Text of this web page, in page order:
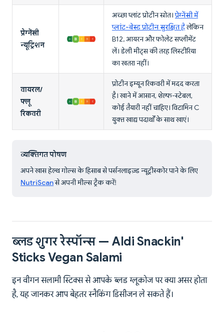
प्रेग्नेंसी
न्यूट्रिशन
अच्छा प्लांट प्रोटीन स्रोत।प्रेग्नेंसी में
प्लांट-बेस्ड प्रोटीन सुरक्षित हैलेकिन
B12, आयरन और फोलेट सप्लीमेंट
लें। डेली मीट्स की तरह लिस्टीरिया
का खतरा नहीं।
वायरल/
फ्लू
रिकवरी
प्रोटीन इम्यून रिकवरी में मदद करता
है। खाने में आसान, शेल्फ-स्टेबल,
कोई तैयारी नहीं चाहिए। विटामिन C
युक्त खाद्य पदार्थों के साथ खाएं।
व्यक्तिगत पोषण
अपने खास हेल्थ गोल्स के हिसाब से पर्सनलाइज़्ड न्यूट्रीस्कोर पाने के लिए
NutriScanसे अपनी मील्स ट्रैक करें!
ब्लड शुगर रेस्पॉन्स — Aldi Snackin'
Sticks Vegan Salami
इन वीगन सलामी स्टिक्स से आपके ब्लड ग्लूकोज पर क्या असर होता
है, यह जानकर आप बेहतर स्नैकिंग डिसीजन ले सकते हैं।